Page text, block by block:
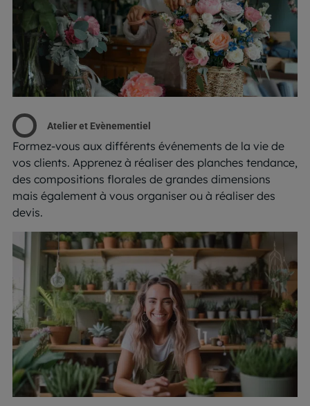
Atelier et Evènementiel
Formez-vous aux différents événements de la vie de
vos clients. Apprenez à réaliser des planches tendance,
des compositions florales de grandes dimensions
mais également à vous organiser ou à réaliser des
devis.